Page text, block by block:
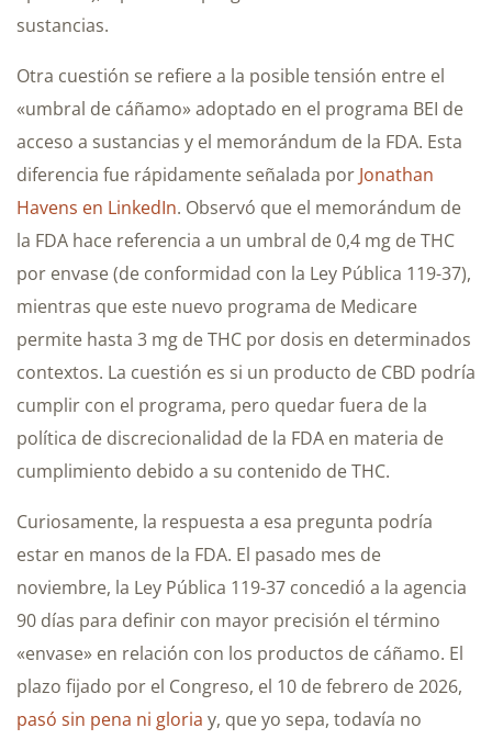
sustancias.
Otra cuestión se refiere a la posible tensión entre el
«umbral de cáñamo» adoptado en el programa BEI de
acceso a sustancias y el memorándum de la FDA. Esta
diferencia fue rápidamente señalada por Jonathan
Havens en LinkedIn. Observó que el memorándum de
la FDA hace referencia a un umbral de 0,4 mg de THC
por envase (de conformidad con la Ley Pública 119-37),
mientras que este nuevo programa de Medicare
permite hasta 3 mg de THC por dosis en determinados
contextos. La cuestión es si un producto de CBD podría
cumplir con el programa, pero quedar fuera de la
política de discrecionalidad de la FDA en materia de
cumplimiento debido a su contenido de THC.
Curiosamente, la respuesta a esa pregunta podría
estar en manos de la FDA. El pasado mes de
noviembre, la Ley Pública 119-37 concedió a la agencia
90 días para definir con mayor precisión el término
«envase» en relación con los productos de cáñamo. El
plazo fijado por el Congreso, el 10 de febrero de 2026,
pasó sin pena ni gloria y, que yo sepa, todavía no